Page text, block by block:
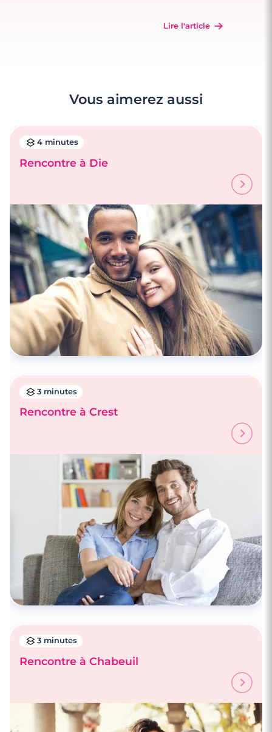
Lire l'article
Vous aimerez aussi
4 minutes
Rencontre à Die
3 minutes
Rencontre à Crest
3 minutes
Rencontre à Chabeuil